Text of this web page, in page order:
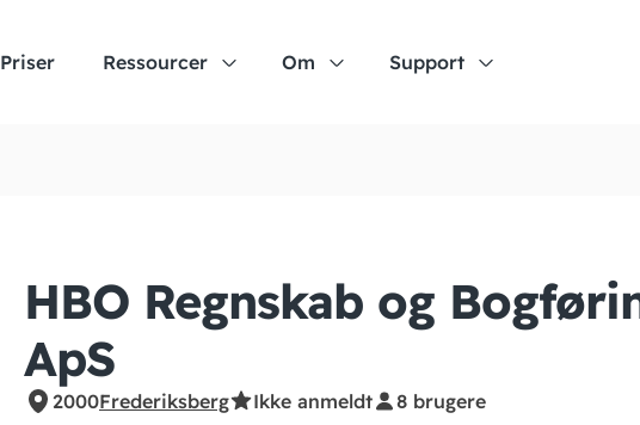
Priser Ressourcer Om Support
HBO Regnskab og
ApS
2000Frederiksberg Ikke anmeldt 8 brugere